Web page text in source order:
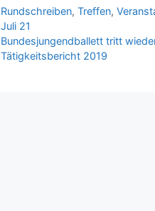
Kategorien
Rundschreiben,Treffen,
Schlagwörter
Juli 21
Bundesjungendballett tritt
Tätigkeitsbericht 2019